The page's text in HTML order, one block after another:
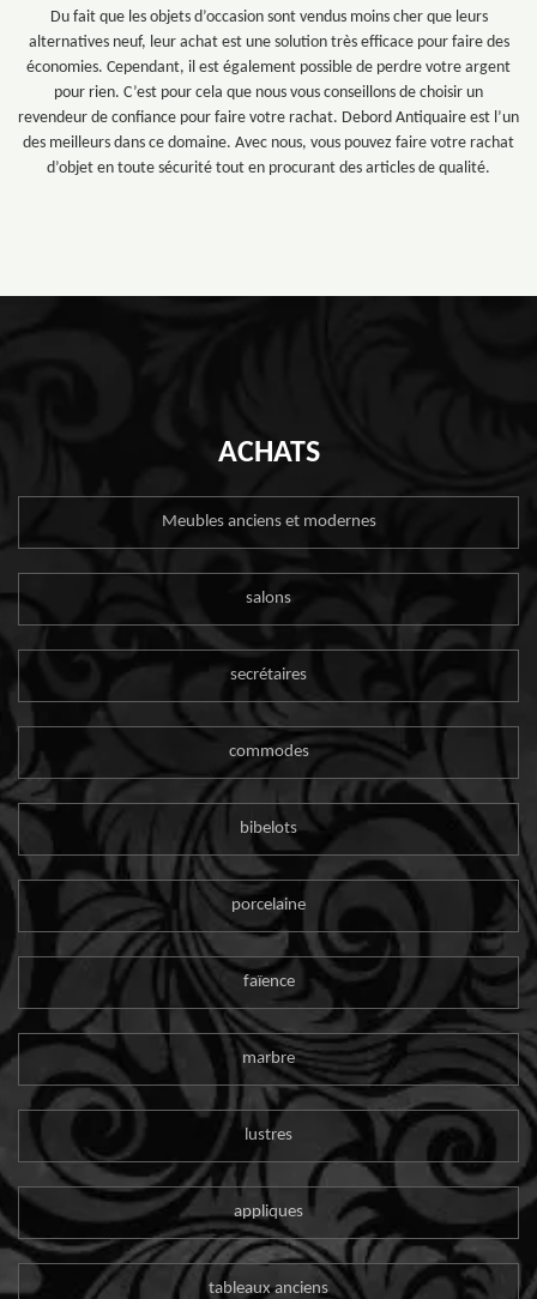
Du fait que les objets d’occasion sont vendus moins cher que leurs
alternatives neuf, leur achat est une solution très efficace pour faire des
économies. Cependant, il est également possible de perdre votre argent
pour rien. C’est pour cela que nous vous conseillons de choisir un
revendeur de confiance pour faire votre rachat. Debord Antiquaire est l’un
des meilleurs dans ce domaine. Avec nous, vous pouvez faire votre rachat
d’objet en toute sécurité tout en procurant des articles de qualité.
ACHATS
Meubles anciens et modernes
salons
secrétaires
commodes
bibelots
porcelaine
faïence
marbre
lustres
appliques
tableaux anciens